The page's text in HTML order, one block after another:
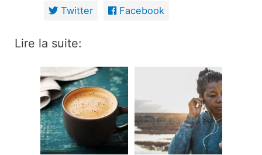
Twitter Facebook
Lire la suite: